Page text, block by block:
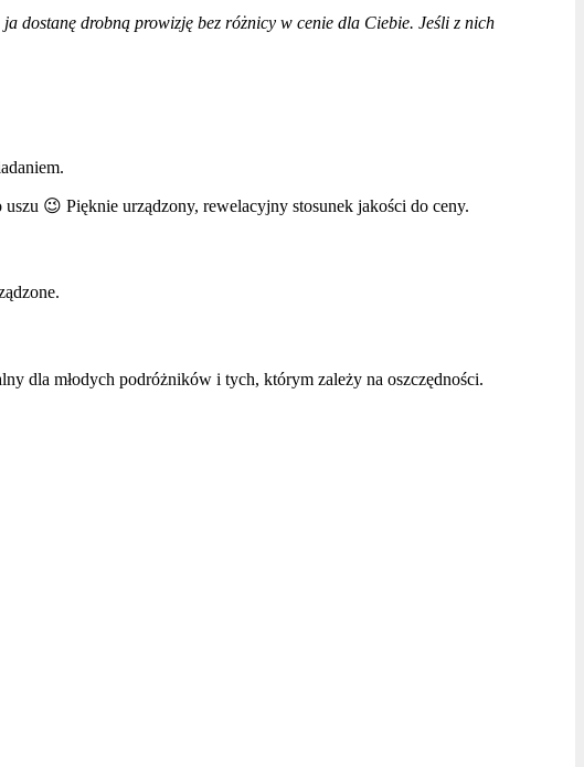
dostanę drobną prowizję bez różnicy w cenie dla Ciebie. Jeśli z nich
😉 Pięknie urządzony, rewelacyjny stosunek jakości do ceny.
dla młodych podróżników i tych, którym zależy na oszczędności.